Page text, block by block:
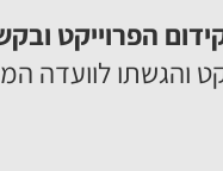
הפרוייקט
והגשתו לוועדה